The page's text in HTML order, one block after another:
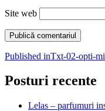
Site web
Navigare
în
articole
Published inTxt-02-opti-
Posturi recente
Lelas – parfumuri